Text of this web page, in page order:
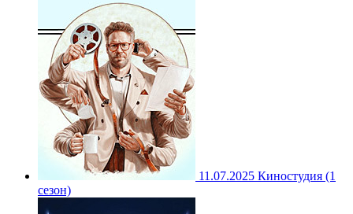
11.07.2025 Киностудия (1
сезон)